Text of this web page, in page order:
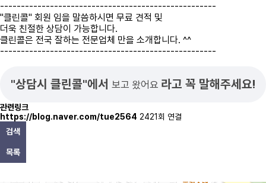
----------------------------------------------------
"클린콜" 회원 임을 말씀하시면 무료 견적 및
더욱 친절한 상담이 가능합니다.
클린콜은 전국 잘하는 전문업체 만을 소개합니다. ^^
----------------------------------------------------
"상담시 클린콜"에서 보고 왔어요 라고 꼭 말해주세요!
관련링크
https://blog.naver.com/tue2564 2421회 연결
검색
목록